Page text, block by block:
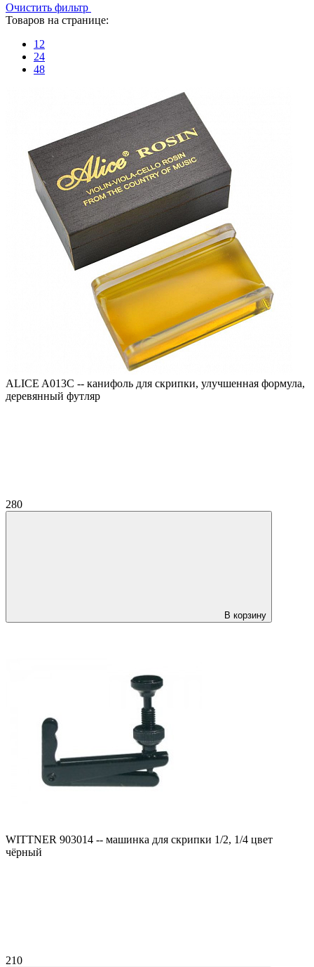
Очистить фильтр
Товаров на странице:
12
24
48
ALICE A013C -- канифоль для скрипки, улучшенная формула,
деревянный футляр
280
В корзину
WITTNER 903014 -- машинка для скрипки 1/2, 1/4 цвет
чёрный
210